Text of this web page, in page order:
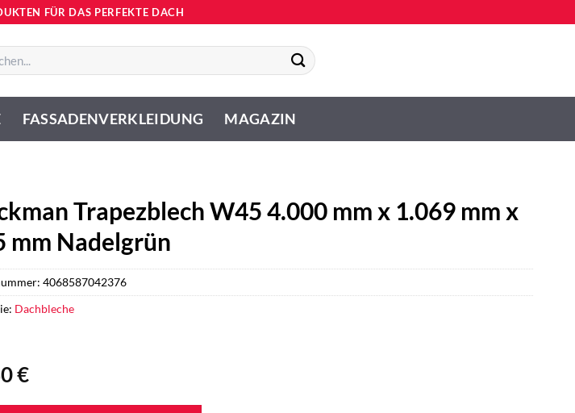
FÜR DAS PERFEKTE DACH
FASSADENVERKLEIDUNG MAGAZIN
Trapezblech W45 4.000 mm x 1.069 mm x
mm Nadelgrün
€
4068587042376
Dachbleche